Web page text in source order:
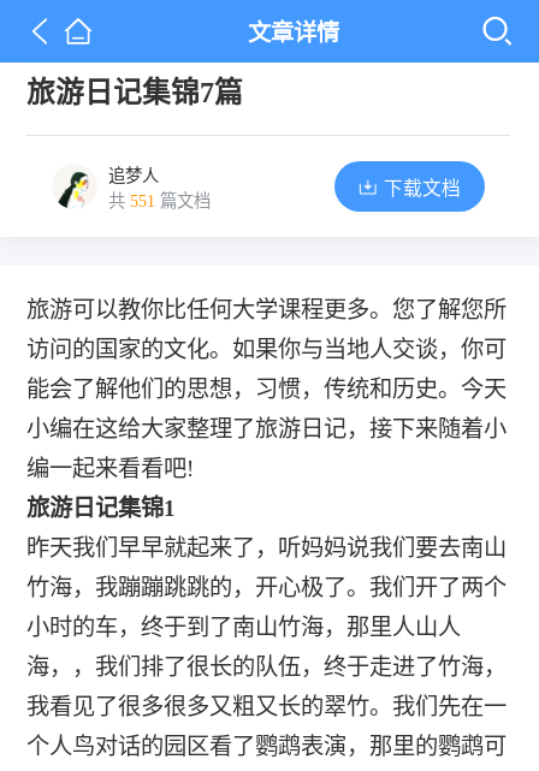
文章详情
旅游日记集锦7篇
追梦人
共 551 篇文档
下载文档
旅游可以教你比任何大学课程更多。您了解您所
访问的国家的文化。如果你与当地人交谈，你可
能会了解他们的思想，习惯，传统和历史。今天
小编在这给大家整理了旅游日记，接下来随着小
编一起来看看吧!
旅游日记集锦1
昨天我们早早就起来了，听妈妈说我们要去南山
竹海，我蹦蹦跳跳的，开心极了。我们开了两个
小时的车，终于到了南山竹海，那里人山人
海，，我们排了很长的队伍，终于走进了竹海，
我看见了很多很多又粗又长的翠竹。我们先在一
个人鸟对话的园区看了鹦鹉表演，那里的鹦鹉可